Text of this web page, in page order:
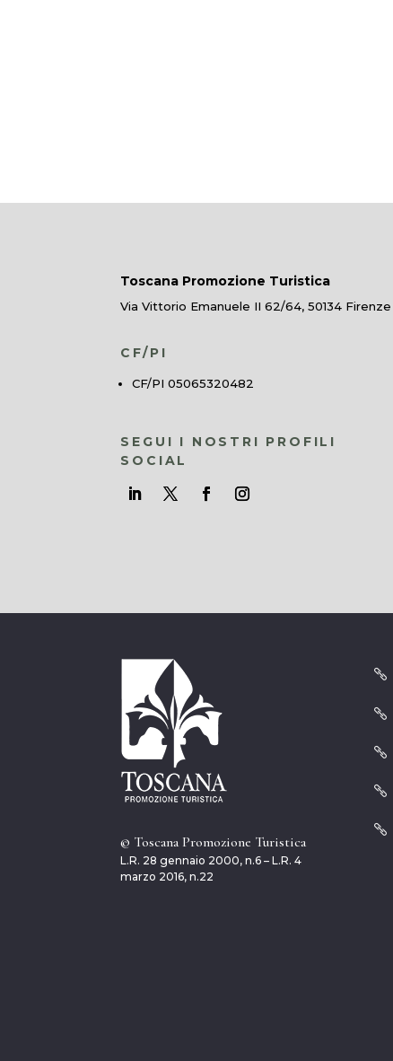
Toscana Promozione Turistica
Via Vittorio Emanuele II 62/64, 50134 Firenze
CF/PI
CF/PI 05065320482
SEGUI I NOSTRI PROFILI
SOCIAL
© Toscana Promozione Turistica
L.R. 28 gennaio 2000, n.6 – L.R. 4
marzo 2016, n.22